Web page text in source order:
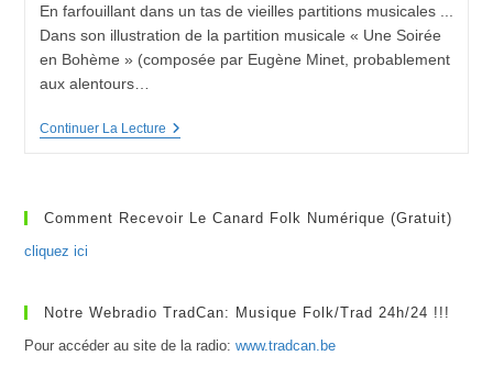
En farfouillant dans un tas de vieilles partitions musicales ...
Dans son illustration de la partition musicale « Une Soirée
en Bohème » (composée par Eugène Minet, probablement
aux alentours…
Continuer La LectureUne
Comment Recevoir Le Canard Folk Numérique (gratuit)
cliquez ici
Notre Webradio TradCan: Musique Folk/Trad 24h/24 !!!
Pour accéder au site de la radio:www.tradcan.be